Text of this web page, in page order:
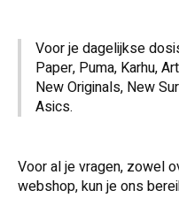
Voor je dagelijkse
Paper, Puma, Karhu,
New Originals, New
Asics.
Voor al je vragen, zowel
webshop, kun je ons